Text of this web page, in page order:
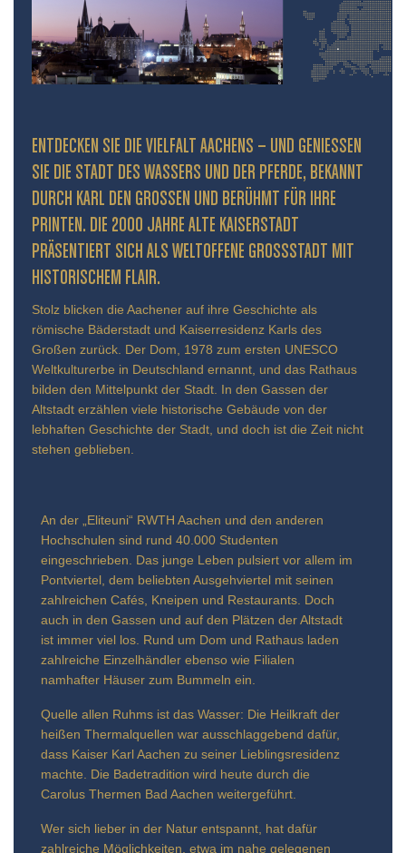
ENTDECKEN SIE DIE VIELFALT AACHENS – UND GENIESSEN S
IE DIE STADT DES WASSERS UND DER PFERDE, BEKANNT D
URCH KARL DEN GROSSEN UND BERÜHMT FÜR IHRE PR
INTEN. DIE 2000 JAHRE ALTE KAISERSTADT PR
ÄSENTIERT SICH ALS WELTOFFENE GROSSSTADT MIT HIS
TORISCHEM FLAIR.
Stolz blicken die Aachener auf ihre Geschichte als
römische Bäderstadt und Kaiserresidenz Karls des
Großen zurück. Der Dom, 1978 zum ersten UNESCO
Weltkulturerbe in Deutschland ernannt, und das Rathaus
bilden den Mittelpunkt der Stadt. In den Gassen der
Altstadt erzählen viele historische Gebäude von der
lebhaften Geschichte der Stadt, und doch ist die Zeit nicht
stehen geblieben.
An der „Eliteuni“ RWTH Aachen und den anderen
Hochschulen sind rund 40.000 Studenten
eingeschrieben. Das junge Leben pulsiert vor allem im
Pontviertel, dem beliebten Ausgehviertel mit seinen
zahlreichen Cafés, Kneipen und Restaurants. Doch
auch in den Gassen und auf den Plätzen der Altstadt
ist immer viel los. Rund um Dom und Rathaus laden
zahlreiche Einzelhändler ebenso wie Filialen
namhafter Häuser zum Bummeln ein.
Quelle allen Ruhms ist das Wasser: Die Heilkraft der
heißen Thermalquellen war ausschlaggebend dafür,
dass Kaiser Karl Aachen zu seiner Lieblingsresidenz
machte. Die Badetradition wird heute durch die
Carolus Thermen Bad Aachen weitergeführt.
Wer sich lieber in der Natur entspannt, hat dafür
zahlreiche Möglichkeiten, etwa im nahe gelegenen